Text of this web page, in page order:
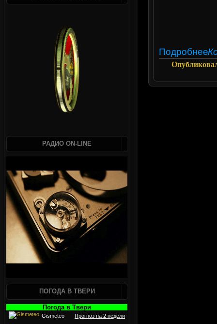
Подробнее
РАДИО ON-LINE
ПОГОДА В ТВЕРИ
Погода в Твери
Gismeteo Прогноз на 2 недели